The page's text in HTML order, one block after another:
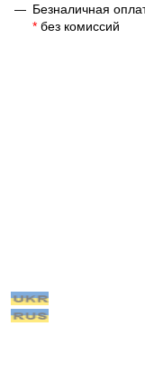
Безналичная
* без комиссий